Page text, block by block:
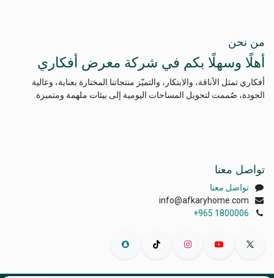
من نحن
أهلًا وسهلًا بكم في شركة معرض أفكاري
أفكاري تمثل الأناقة، والابتكار، والتميّز منتجاتنا المختارة بعناية، وعالية
الجودة، صُممت لتحويل المساحات اليومية إلى بيئات ملهمة ومتميزة.
تواصل معنا
تواصل معنا
info@afkaryhome.com
+965 1800006